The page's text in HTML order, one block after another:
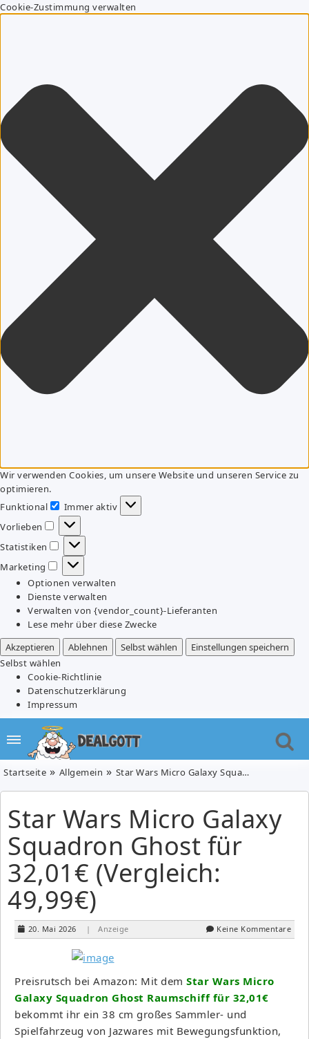
Cookie-Zustimmung verwalten
Wir verwenden Cookies, um unsere Website und unseren Service zu
optimieren.
Funktional
Funktional
Immer aktiv
Vorlieben
Vorlieben
Statistiken
Statistiken
Marketing
Marketing
Optionen verwalten
Dienste verwalten
Verwalten von {vendor_count}-Lieferanten
Lese mehr über diese Zwecke
Akzeptieren
Ablehnen Selbst wählen
Einstellungen speichern
Selbst wählen
Cookie-Richtlinie
Datenschutzerklärung
Impressum
Startseite Allgemein Star Wars Micro Galaxy Squadron Ghost für 32,01€ (Vergleich: 49,99€)
Star Wars Micro Galaxy
Squadron Ghost für
32,01€ (Vergleich:
49,99€)
20. Mai 2026 | Anzeige Keine Kommentare
Preisrutsch bei Amazon: Mit dem Star Wars Micro
Galaxy Squadron Ghost Raumschiff für 32,01€
bekommt ihr ein 38 cm großes Sammler- und
Spielfahrzeug von Jazwares mit Bewegungsfunktion,